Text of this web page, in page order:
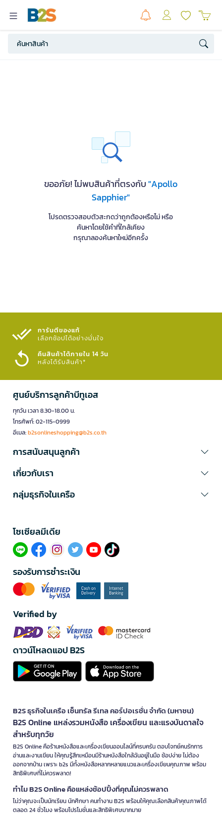
ขออภัย! ไม่พบสินค้าที่ตรงกับ"Apollo
Sapphier"
โปรดตรวจสอบตัวสะกดว่าถูกต้องหรือไม่ หรือ
ค้นหาโดยใช้คำที่ใกล้เคียง
กรุณาลองค้นหาใหม่อีกครั้ง
การันตีของแท้
เลือกช้อปได้อย่างมั่นใจ​
คืนสินค้าได้ภายใน 14 วัน
หลังได้รับสินค้า*
ศูนย์บริการลูกค้าบีทูเอส
ทุกวัน เวลา 8.30-18.00 น.
โทรศัพท์: 02-115-0999
อีเมล:b2sonlineshopping@b2s.co.th
การสนับสนุนลูกค้า
เกี่ยวกับเรา
กลุ่มธุรกิจในเครือ
โซเซียลมีเดีย​
รองรับการชำระเงิน
Verified by
ดาวน์โหลดแอป B2S
B2S ธุรกิจในเครือ เซ็นทรัล รีเทล คอร์ปอเรชั่น จำกัด (มหาชน)
B2S Online แหล่งรวมหนังสือ เครื่องเขียน และแรงบันดาลใจ
สำหรับทุกวัย
B2S Online คือร้านหนังสือและเครื่องเขียนออนไลน์ที่ครบครัน ตอบโจทย์คนรักการ
อ่านและงานเขียน ให้คุณรู้สึกเหมือนมีร้านหนังสือใกล้ฉันอยู่ในมือ ช้อปง่าย ไม่ต้อง
ออกจากบ้าน เพราะ b2s มีทั้งหนังสือหลากหลายแนวและเครื่องเขียนคุณภาพ พร้อม
สิทธิพิเศษที่ไม่ควรพลาด!
ทำไม B2S Online คือแหล่งช้อปปิ้งที่คุณไม่ควรพลาด
ไม่ว่าคุณจะเป็นนักเรียน นักศึกษา คนทำงาน B2S พร้อมให้คุณเลือกสินค้าคุณภาพได้
ตลอด 24 ชั่วโมง พร้อมโปรโมชั่นและสิทธิพิเศษมากมาย